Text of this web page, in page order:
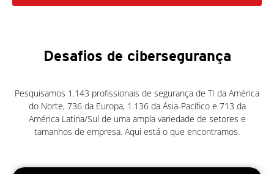
Desafios de cibersegurança
Pesquisamos 1.143 profissionais de segurança de TI da América
do Norte, 736 da Europa, 1.136 da Ásia-Pacífico e 713 da
América Latina/Sul de uma ampla variedade de setores e
tamanhos de empresa. Aqui está o que encontramos.